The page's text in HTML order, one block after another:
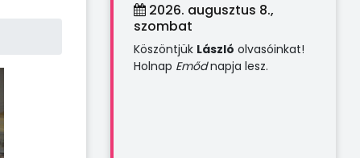
2026. augusztus 8.,
szombat
Köszöntjük László olvasóinkat!
Holnap Emődnapja lesz.